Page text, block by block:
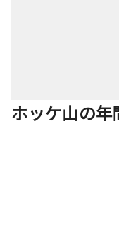
ホッケ山の